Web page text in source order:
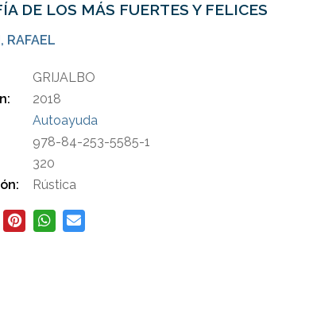
DE LOS MÁS FUERTES Y FELICES
RAFAEL
GRIJALBO
2018
Autoayuda
978-84-253-5585-1
320
Rústica